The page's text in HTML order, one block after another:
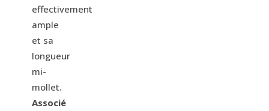
effectivement
ample
et sa
longueur
mi-
mollet.
Associé